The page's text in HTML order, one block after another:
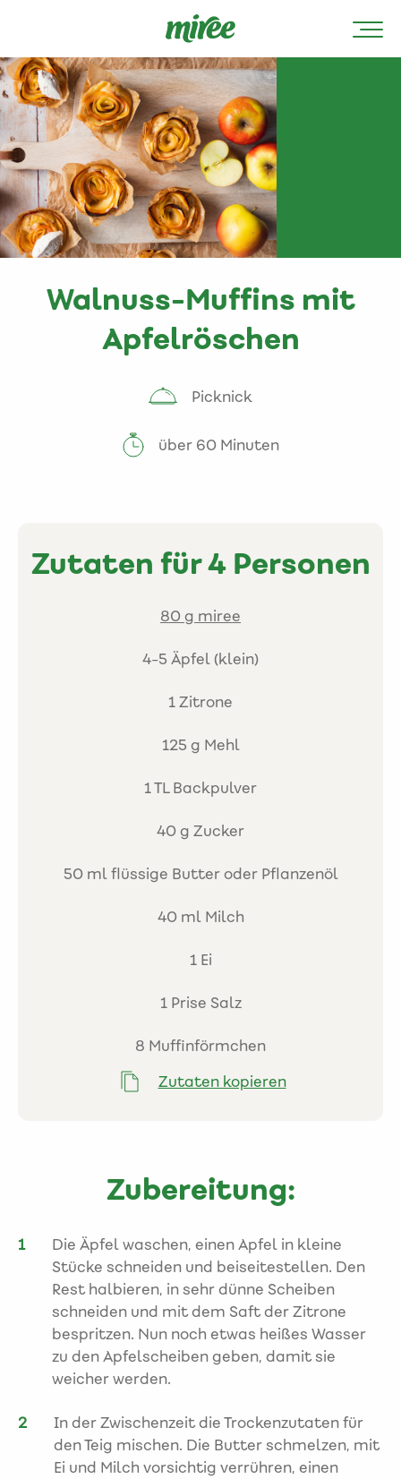
Walnuss-Muffins mit
Apfelröschen
Picknick
über 60 Minuten
Zutaten für 4 Personen
80 g miree
4-5 Äpfel (klein)
1 Zitrone
125 g Mehl
1 TL Backpulver
40 g Zucker
50 ml flüssige Butter oder Pflanzenöl
40 ml Milch
1 Ei
1 Prise Salz
8 Muffinförmchen
Zutaten kopieren
Zubereitung:
Die Äpfel waschen, einen Apfel in kleine
Stücke schneiden und beiseitestellen. Den
Rest halbieren, in sehr dünne Scheiben
schneiden und mit dem Saft der Zitrone
bespritzen. Nun noch etwas heißes Wasser
zu den Apfelscheiben geben, damit sie
weicher werden.
In der Zwischenzeit die Trockenzutaten für
den Teig mischen. Die Butter schmelzen, mit
Ei und Milch vorsichtig verrühren, einen